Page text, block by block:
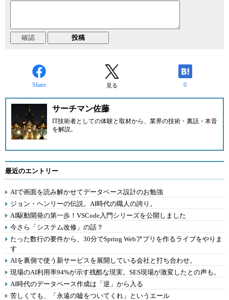
Share 見る 0
サーチマン佐藤
IT技術者としての体験と取材から、業界の技術・裏話・本音
を解説。
最近のエントリー
AIで画面を読み解かせてデータベース設計のお勉強
ジョン・ヘンリーの伝説。AI時代の職人の誇り。
AI駆動開発の第一歩！VSCode入門シリーズを公開しました
今さら「システム改修」の話？
たった数行の要件から、30分でSpring Webアプリを作るライブをやりま
す
AIを裏側で使う新サービスを展開している会社と打ち合わせ。
現場のAI利用率94%が示す残酷な現実。SES現場が激変したとの声も。
AI時代のデータベース作成は「逆」から入る
苦しくても、「永遠の嘘をついてくれ」というエール